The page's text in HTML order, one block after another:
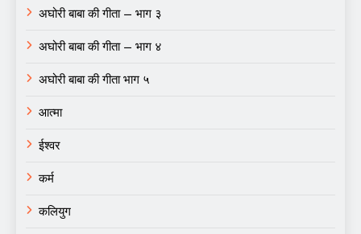
अघोरी बाबा की गीता – भाग ३
अघोरी बाबा की गीता – भाग ४
अघोरी बाबा की गीता भाग ५
आत्मा
ईश्वर
कर्म
कलियुग